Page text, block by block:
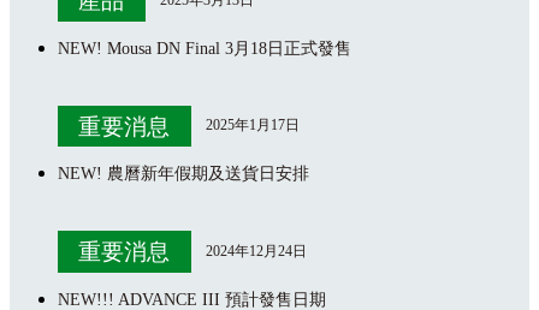
NEW! Mousa DN Final 3月18日正式發售
重要消息 2025年1月17日
NEW! 農曆新年假期及送貨日安排
重要消息 2024年12月24日
NEW!!! ADVANCE III 預計發售日期